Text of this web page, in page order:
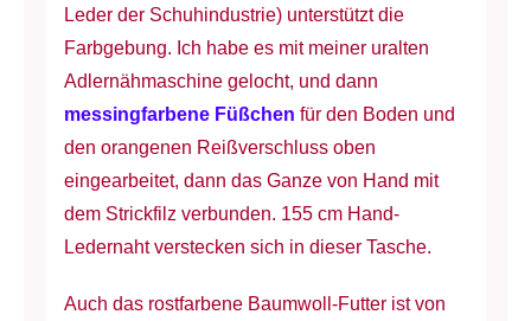
Leder der Schuhindustrie) unterstützt die
Farbgebung. Ich habe es mit meiner uralten
Adlernähmaschine gelocht, und dann
messingfarbene Füßchen für den Boden und
den orangenen Reißverschluss oben
eingearbeitet, dann das Ganze von Hand mit
dem Strickfilz verbunden. 155 cm Hand-
Ledernaht verstecken sich in dieser Tasche.
Auch das rostfarbene Baumwoll-Futter ist von